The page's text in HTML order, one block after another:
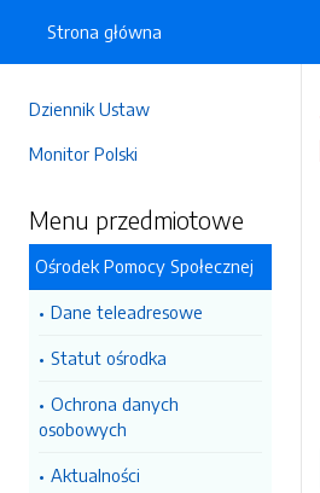
Dziennik Ustaw
Monitor Polski
Menu przedmiotowe
Ośrodek Pomocy Społecznej
Dane teleadresowe
Statut ośrodka
Ochrona danych
osobowych
Aktualności
Strona główna